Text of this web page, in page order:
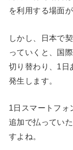
を利用する場面
しかし、日本で
っていくと、国
切り替わり、1日
発生します。
1日スマートフォ
追加で払ってい
すよね。